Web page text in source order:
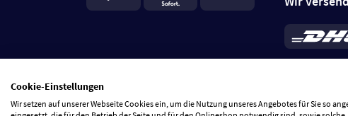
*Standard
je
Cookie-Einstellungen
Wir setzen auf unserer Webseite Cookies ein, um die Nutzung unseres Angebotes für Sie so